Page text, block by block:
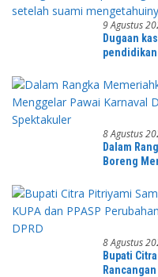
9 Agustus
Dugaan
8 Agustus
Dalam
Boreng
8 Agustus
Bupati